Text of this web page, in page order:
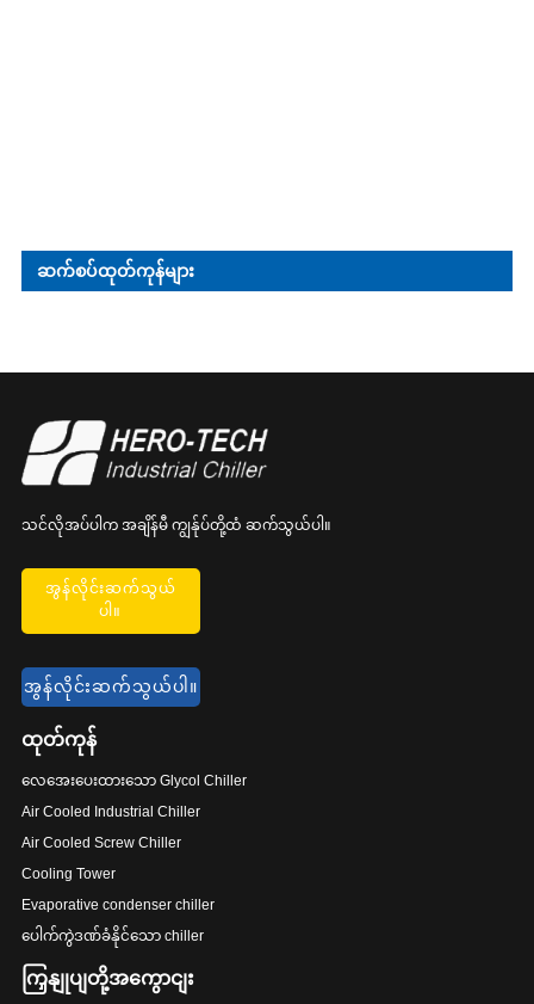
ဆက်စပ်ထုတ်ကုန်များ
သင်လိုအပ်ပါက အချိန်မီ ကျွန်ုပ်တို့ထံ ဆက်သွယ်ပါ။
အွန်လိုင်းဆက်သွယ်
ပါ။
အွန်လိုင်းဆက်သွယ်ပါ။
ထုတ်ကုန်
လေအေးပေးထားသော Glycol Chiller
Air Cooled Industrial Chiller
Air Cooled Screw Chiller
Cooling Tower
Evaporative condenser chiller
ပေါက်ကွဲဒဏ်ခံနိုင်သော chiller
ကြှနျုပျတို့အကွောငျး